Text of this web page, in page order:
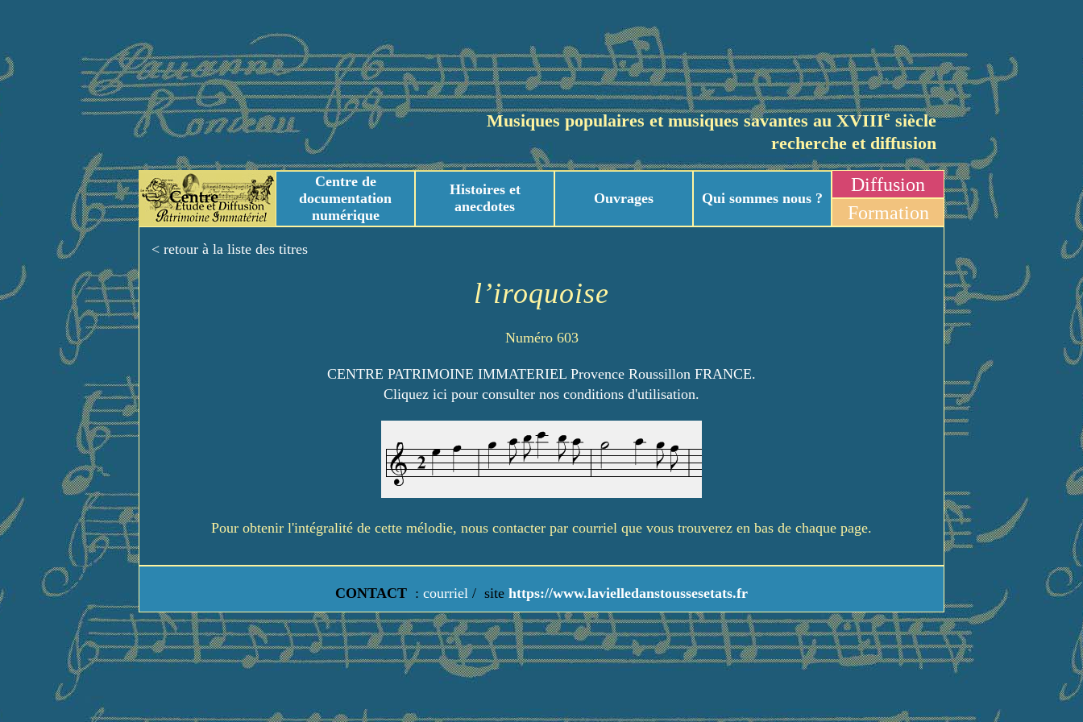
Musiques populaires et musiques savantes au XVIIIesiècle
recherche et diffusion
Centre de
documentation
numérique
Histoires et
anecdotes
Ouvrages Qui sommes nous ?
Diffusion
Formation
< retour à la liste des titres
l’iroquoise
Numéro 603
CENTRE PATRIMOINE IMMATERIEL Provence Roussillon FRANCE.
Cliquez ici pour consulter nos conditions d'utilisation.
Pour obtenir l'intégralité de cette mélodie, nous contacter par courriel que vous trouverez en bas de chaque page.
CONTACT : courriel / site https://www.lavielledanstoussesetats.fr